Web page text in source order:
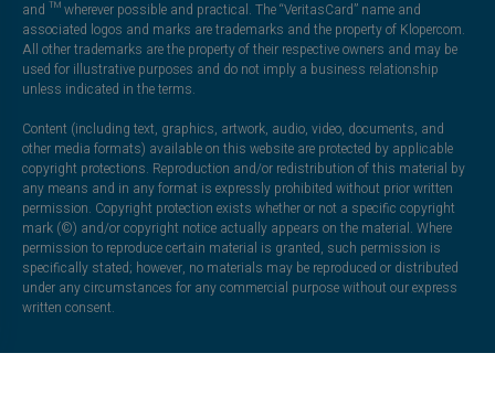
and ™ wherever possible and practical. The “VeritasCard” name and
associated logos and marks are trademarks and the property of Klopercom.
All other trademarks are the property of their respective owners and may be
used for illustrative purposes and do not imply a business relationship
unless indicated in the terms.
Content (including text, graphics, artwork, audio, video, documents, and
other media formats) available on this website are protected by applicable
copyright protections. Reproduction and/or redistribution of this material by
any means and in any format is expressly prohibited without prior written
permission. Copyright protection exists whether or not a specific copyright
mark (©) and/or copyright notice actually appears on the material. Where
permission to reproduce certain material is granted, such permission is
specifically stated; however, no materials may be reproduced or distributed
under any circumstances for any commercial purpose without our express
written consent.